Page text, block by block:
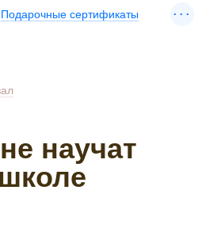
Подарочные сертификаты ...
научат